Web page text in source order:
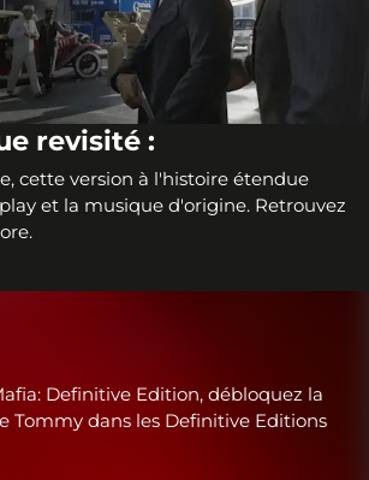
revisité :
cette version à l'histoire étendue
et la musique d'origine. Retrouvez
Definitive Edition, débloquez la
Tommy dans les Definitive Editions